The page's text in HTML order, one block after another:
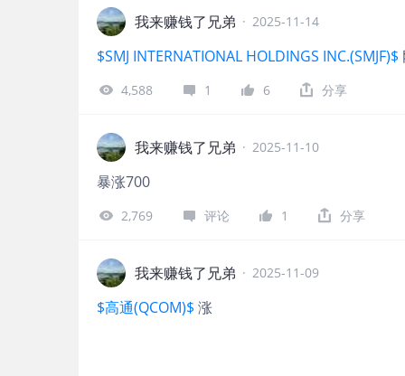
我来赚钱了兄弟 · 2025-11-14
$SMJ INTERNATIONAL HOLDINGS INC.(SMJF)$
4,588 1 6 分享
我来赚钱了兄弟 · 2025-11-10
暴涨700
2,769 评论 1 分享
我来赚钱了兄弟 · 2025-11-09
$高通(QCOM)$ 涨